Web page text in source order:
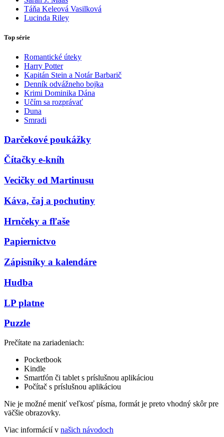
Táňa Keleová Vasilková
Lucinda Riley
Top série
Romantické úteky
Harry Potter
Kapitán Stein a Notár Barbarič
Denník odvážneho bojka
Krimi Dominika Dána
Učím sa rozprávať
Duna
Smradi
Darčekové poukážky
Čítačky e-kníh
Vecičky od Martinusu
Káva, čaj a pochutiny
Hrnčeky a fľaše
Papiernictvo
Zápisníky a kalendáre
Hudba
LP platne
Puzzle
Prečítate na zariadeniach:
Pocketbook
Kindle
Smartfón či tablet s príslušnou aplikáciou
Počítač s príslušnou aplikáciou
Nie je možné meniť veľkosť písma, formát je preto vhodný skôr pre
väčšie obrazovky.
Viac informácií v našich návodoch